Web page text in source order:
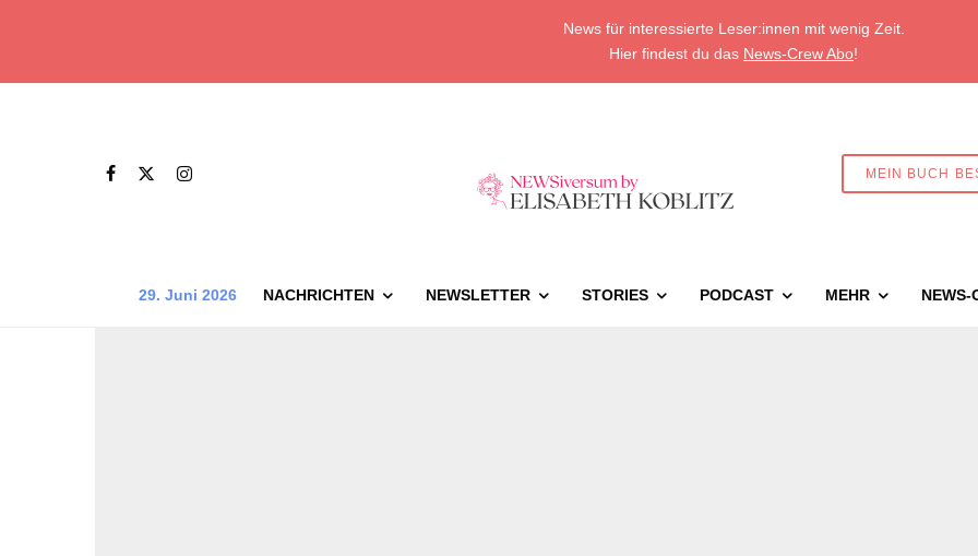
News für interessierte Leser:innen mit wenig Zeit.
Hier findest du das News-Crew Abo!
MEIN BUCH
29. Juni 2026 NACHRICHTEN NEWSLETTER STORIES PODCAST MEHR NEWS-